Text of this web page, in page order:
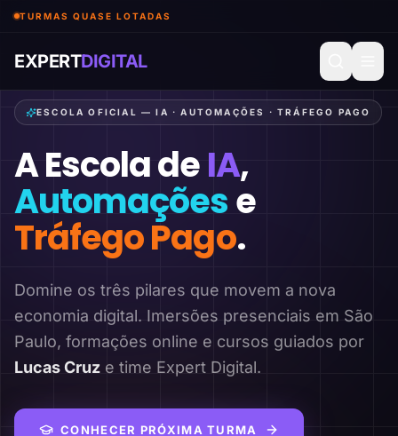
TURMAS QUASE LOTADAS
EXPERTDIGITAL
ESCOLA OFICIAL — IA · AUTOMAÇÕES · TRÁFEGO PAGO
A Escola deIA,
Automaçõese
Tráfego Pago.
Domine os três pilares que movem a nova
economia digital. Imersões presenciais em São
Paulo, formações online e cursos guiados por
Lucas Cruz e time Expert Digital.
CONHECER PRÓXIMA TURMA